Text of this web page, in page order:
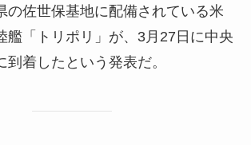
の佐世保基地に配備されている米
艦「トリポリ」が、3月27日に中央
到着したという発表だ。